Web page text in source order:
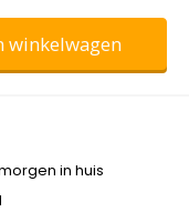
winkelwagen
in huis